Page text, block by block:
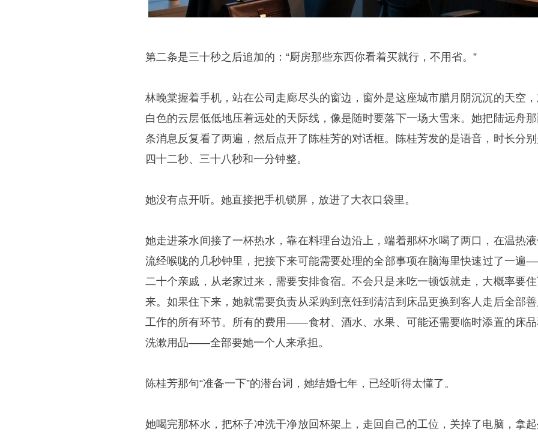
第二条是三十秒之后追加的：“厨房那些东西你看着买就行，不用省。”
林晚棠握着手机，站在公司走廊尽头的窗边，窗外是这座城市腊月阴沉沉的天空
白色的云层低低地压着远处的天际线，像是随时要落下一场大雪来。她把陆远舟
条消息反复看了两遍，然后点开了陈桂芳的对话框。陈桂芳发的是语音，时长分
四十二秒、三十八秒和一分钟整。
她没有点开听。她直接把手机锁屏，放进了大衣口袋里。
她走进茶水间接了一杯热水，靠在料理台边沿上，端着那杯水喝了两口，在温热
流经喉咙的几秒钟里，把接下来可能需要处理的全部事项在脑海里快速过了一遍
二十个亲戚，从老家过来，需要安排食宿。不会只是来吃一顿饭就走，大概率要
来。如果住下来，她就需要负责从采购到烹饪到清洁到床品更换到客人走后全部
工作的所有环节。所有的费用——食材、酒水、水果、可能还需要临时添置的床
洗漱用品——全部要她一个人来承担。
陈桂芳那句“准备一下”的潜台词，她结婚七年，已经听得太懂了。
她喝完那杯水，把杯子冲洗干净放回杯架上，走回自己的工位，关掉了电脑，拿